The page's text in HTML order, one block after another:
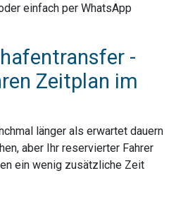
einfach per WhatsApp
-
Zeitplan im
länger als erwartet dauern
aber Ihr reservierter Fahrer
ein wenig zusätzliche Zeit